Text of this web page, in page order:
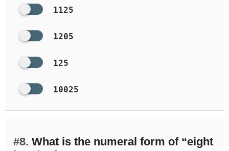
1125
1205
125
10025
#8. What is the numeral form of “eight